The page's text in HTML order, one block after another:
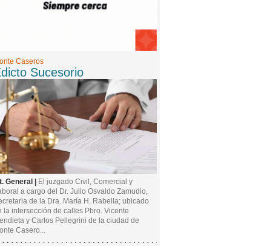
Caseros
Sucesorio
General |
El juzgado Civil, Comercial y
a cargo del Dr. Julio Osvaldo Zamudio,
de la Dra. María H. Rabella; ubicado
la intersección de calles Pbro. Vicente
y Carlos Pellegrini de la ciudad de
Casero...